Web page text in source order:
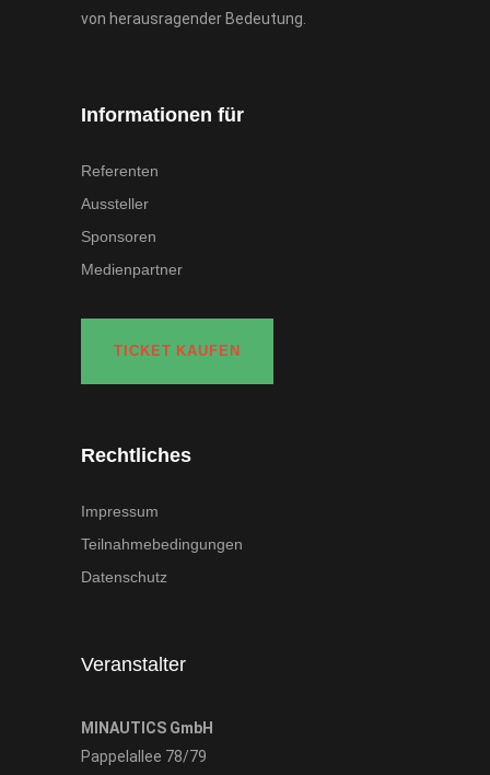
von herausragender Bedeutung.
Informationen für
Referenten
Aussteller
Sponsoren
Medienpartner
TICKET KAUFEN
Rechtliches
Impressum
Teilnahmebedingungen
Datenschutz
Veranstalter
MINAUTICS GmbH
Pappelallee 78/79